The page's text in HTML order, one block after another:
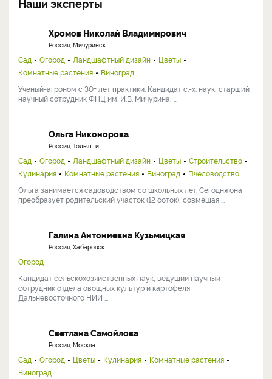
Хромов Николай Владимирович
Россия, Мичуринск
Сад Огород Ландшафтный дизайн
Цветы
Комнатные растения
Виноград
Ученый-агроном с 30+ лет практики. Кандидат с.-х. наук, старший
научный сотрудник ФНЦ им. И.В. Мичурина, ...
Ольга Никонорова
Россия, Тольятти
Сад Огород Ландшафтный дизайн Цветы
Строительство
Кулинария
Комнатные растения Виноград
Пчеловодство
Ольга занимается садоводством со школьных лет. Сегодня она
преобразует родительский участок (12 соток), совмещая ...
Галина Антониевна Кузьмицкая
Россия, Хабаровск
Огород
Кандидат сельскохозяйственных наук, ведущий научный
сотрудник отдела овощных культур и картофеля
Дальневосточного НИИ ...
Светлана Самойлова
Россия, Москва
Сад Огород Цветы Кулинария
Комнатные растения
Виноград